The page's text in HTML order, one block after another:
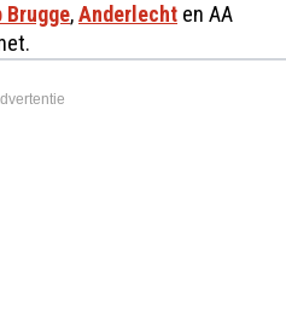
Brugge,Anderlecht en AA